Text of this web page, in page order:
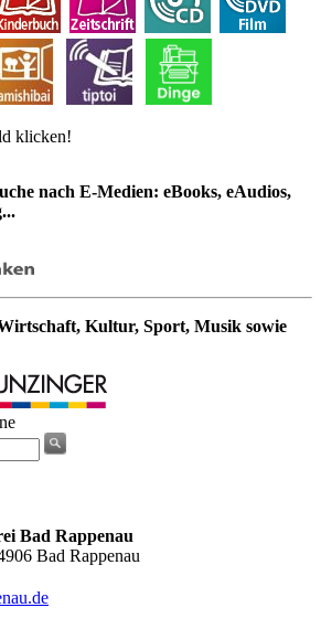
klicken!
nach E-Medien: eBooks, eAudios,
Kultur, Sport, Musik sowie
Bad Rappenau
Bad Rappenau